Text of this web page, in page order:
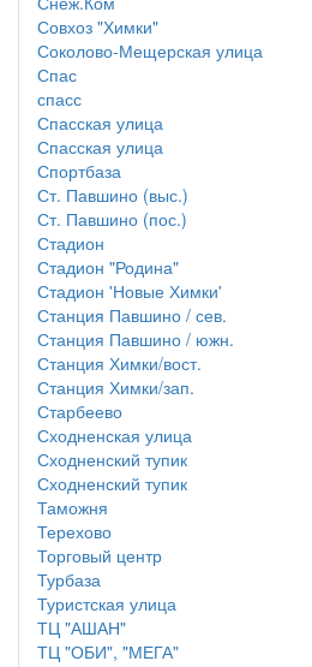
Совхоз "Химки"
Соколово-Мещерская улица
Спас
спасс
Спасская улица
Спасская улица
Спортбаза
Ст. Павшино (выс.)
Ст. Павшино (пос.)
Стадион
Стадион "Родина"
Стадион 'Новые Химки'
Станция Павшино / сев.
Станция Павшино / южн.
Станция Химки/вост.
Станция Химки/зап.
Старбеево
Сходненская улица
Сходненский тупик
Сходненский тупик
Таможня
Терехово
Торговый центр
Турбаза
Туристская улица
ТЦ "АШАН"
ТЦ "ОБИ", "МЕГА"